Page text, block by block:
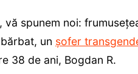
vă spunem noi:
un șofer
38 de ani, Bogdan R.